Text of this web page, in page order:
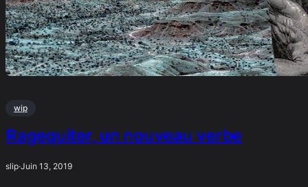
wip
Ragequiter, un nouveau verbe
slip·Juin 13, 2019